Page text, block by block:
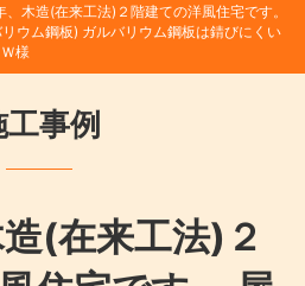
、木造(在来工法)２階建ての洋風住宅です。
ウム鋼板) ガルバリウム鋼板は錆びにくい
様
事例
(在来工法)２